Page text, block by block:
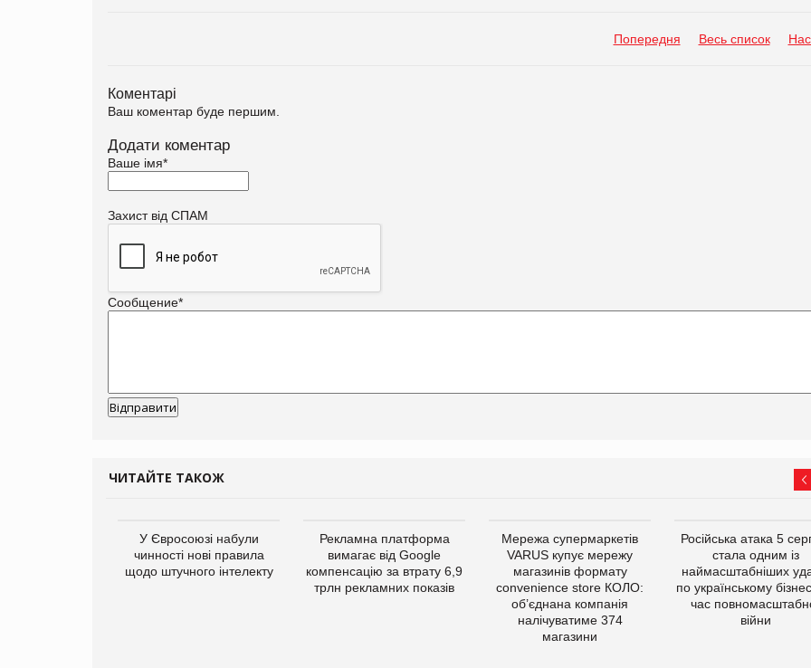
Попередня Весь список
Коментарі
Ваш коментар буде першим.
Додати коментар
Ваше імя*
Захист від СПАМ
Сообщение*
ЧИТАЙТЕ ТАКОЖ
У Євросоюзі набули
чинності нові правила
щодо штучного інтелекту
Рекламна платформа
вимагає від Google
компенсацію за втрату 6,9
трлн рекламних показів
Мережа супермаркетів
VARUS купує мережу
магазинів формату
convenience store КОЛО:
об’єднана компанія
налічуватиме 374
магазини
Російська атака 5
стала одним із
наймасштабніших
по українському
час
війни